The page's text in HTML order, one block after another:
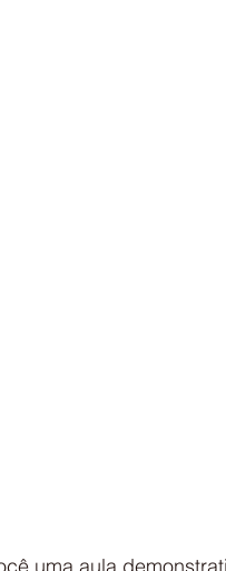
uma aula